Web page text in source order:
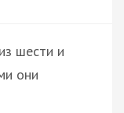
шести и
они